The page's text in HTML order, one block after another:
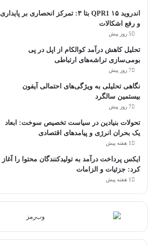
اندروید ۱۵ QPR1 بتا ۳: تمرکز انحصاری بر پایداری
و رفع اشکالات
5 روز پیش
تحلیل کاهش درآمد کوالکام از اپل در پی
بومی‌سازی تراشه‌های ارتباطی
7 روز پیش
نگاهی تحلیلی به ویژگی‌های احتمالی آیفون
بیستمین سالگرد
7 روز پیش
تحولات بنیادین در سیاست تخصیص سوخت: ابعاد
یک بحران انرژی و پیامدهای اقتصادی
1 هفته پیش
ایکس پرداخت درآمد به تولیدکنندگان محتوا را آغاز
کرد: جزئیات و الزامات
1 هفته پیش